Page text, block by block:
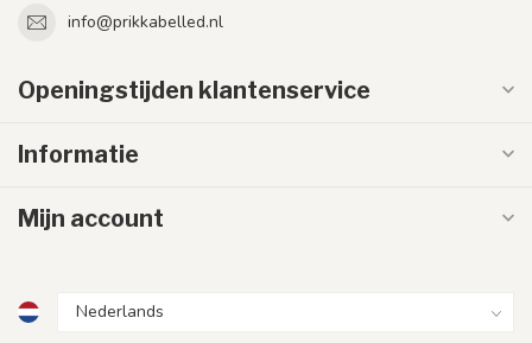
info@prikkabelled.nl
Openingstijden klantenservice
Informatie
Mijn account